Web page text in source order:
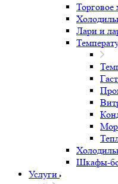
Торговое
Лари и
Шкафы-
Услуги